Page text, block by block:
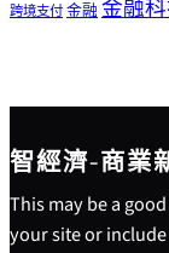
跨境支付金融 金融
智經濟-商業
This may be a
your site or